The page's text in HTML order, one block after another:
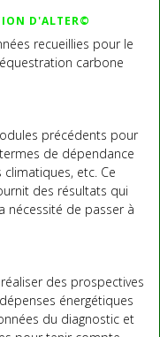
D'ALTER©
recueillies pour le
carbone
précédents pour
de dépendance
etc. Ce
des résultats qui
nécessité de passer à
des prospectives
énergétiques
du diagnostic et